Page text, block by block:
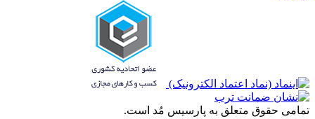
تمامی حقوق متعلق به پارسیس مُد است.